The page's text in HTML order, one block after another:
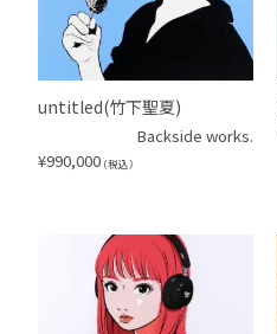
untitled(竹下聖夏)
Backside works.
¥990,000 （税込）